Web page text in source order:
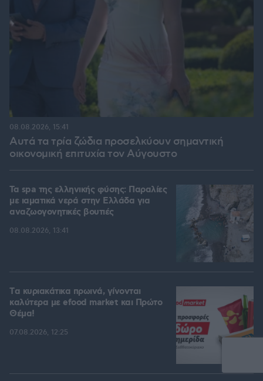
Αυτά τα τρία ζώδια προσελκύουν σημαντική
οικονομική επιτυχία τον Αύγουστο
08.08.2026, 15:41
Τα spa της ελληνικής φύσης: Παραλίες
με ιαματικά νερά στην Ελλάδα για
αναζωογονητικές βουτιές
08.08.2026, 13:41
Tα κυριακάτικα πρωινά, γίνονται
καλύτερα με efood market και Πρώτο
Θέμα!
07.08.2026, 12:25